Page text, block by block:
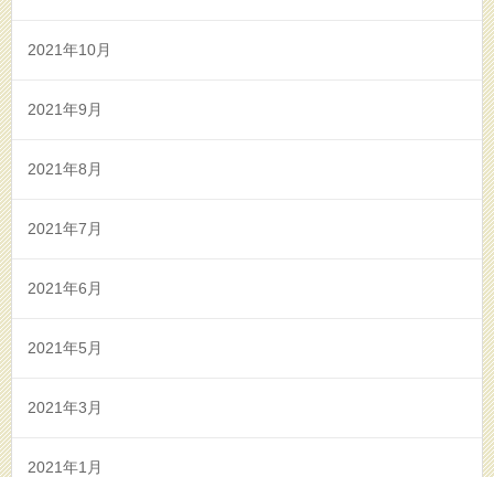
2021年10月
2021年9月
2021年8月
2021年7月
2021年6月
2021年5月
2021年3月
2021年1月